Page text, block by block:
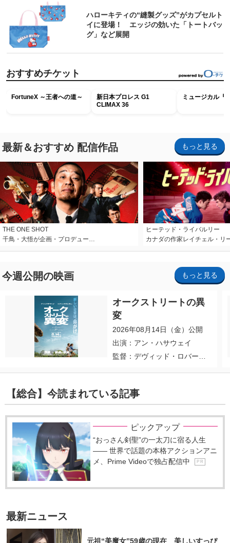
ハローキティの“縫製グッズ”がカプセルト
イに登場！ エッジの効いた「トートバッ
グ」など展開
おすすめチケット
FortuneX ～王者への道～
新日本プロレス G1
CLIMAX 36
ミュージカル『
最新＆おすすめ 配信作品 もっと見る
THE ONE SHOT
千鳥・大悟が企画・プロデュー…
ヒーテッド・ライバルリー
カナダの作家レイチェル・リ
今週公開の映画 もっと見る
オークストリートの異
変
2026年08月14日（金）公開
出演：アン・ハサウェイ
監督：デヴィッド・ロバー
【総合】今読まれている記事
ピックアップ
“おっさん剣聖”の一太刀に宿る人生
―― 世界で話題の本格アクションアニ
メ、Prime Videoで独占配信中
P R
最新ニュース
元祖“美魔女”59歳の現在 美しいすっぴ